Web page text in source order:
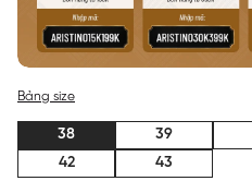
Bảng size
38 39
42
43